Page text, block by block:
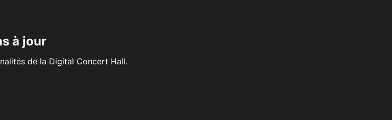
à jour
de la Digital Concert Hall.